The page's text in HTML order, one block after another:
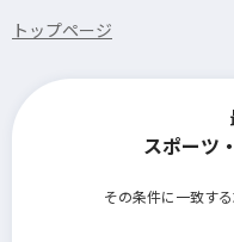
トップページ
スポーツ
その条件に一致す